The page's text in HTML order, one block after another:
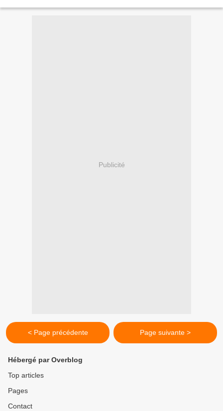
Publicité
< Page précédente Page suivante >
Hébergé par Overblog
Top articles
Pages
Contact